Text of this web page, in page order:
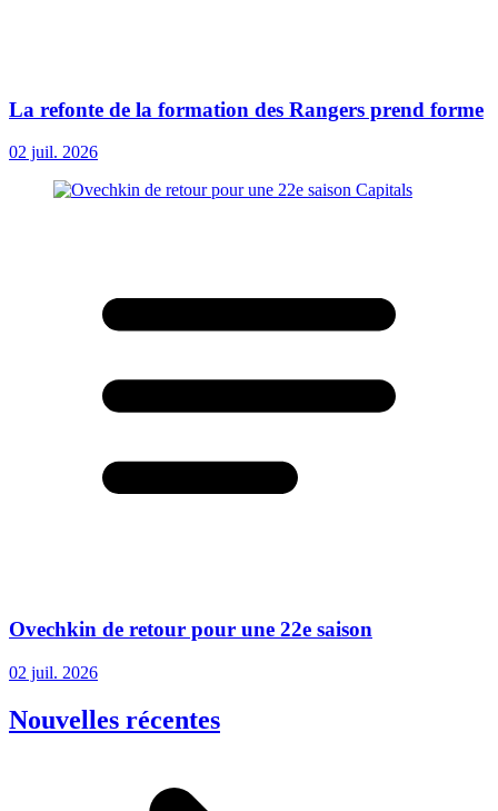
La refonte de la formation des Rangers prend forme
02 juil. 2026
Ovechkin de retour pour une 22e saison
02 juil. 2026
Nouvelles récentes